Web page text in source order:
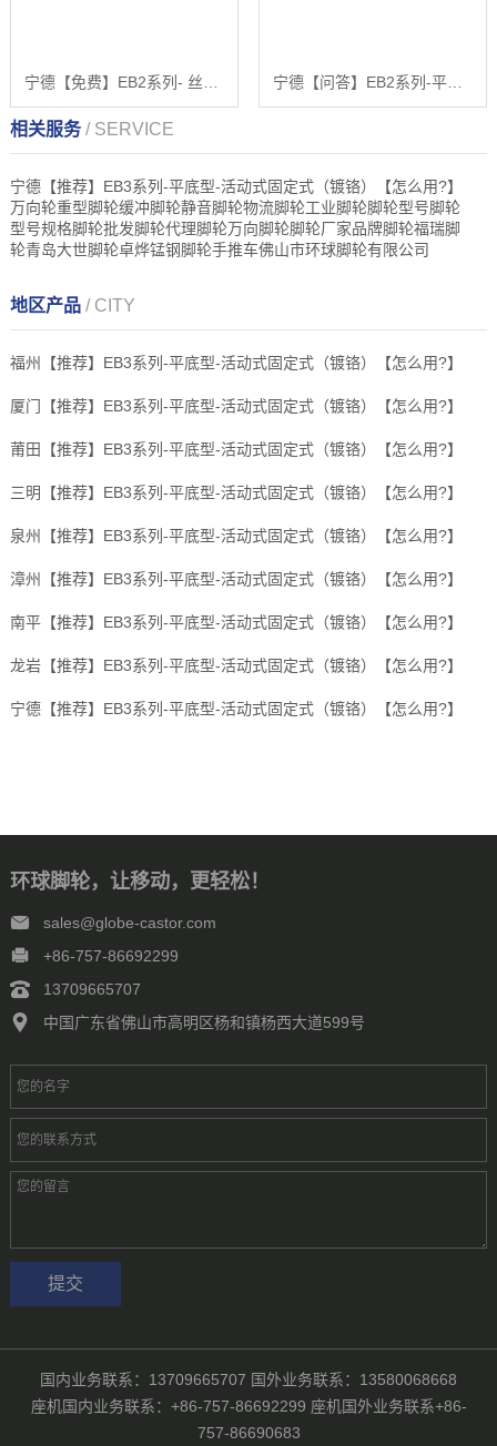
宁德【问答】EB2系列-平底型-活动式固定式（镀锌）【怎么用?】
相关服务/ SERVICE
宁德【推荐】EB3系列-平底型-活动式固定式（镀铬）【怎么用?】
万向轮重型脚轮缓冲脚轮静音脚轮物流脚轮工业脚轮脚轮型号脚轮
型号规格脚轮批发脚轮代理脚轮万向脚轮脚轮厂家品牌脚轮福瑞脚
轮青岛大世脚轮卓烨锰钢脚轮手推车佛山市环球脚轮有限公司
地区产品 / CITY
福州【推荐】EB3系列-平底型-活动式固定式（镀铬）【怎么用?】
厦门【推荐】EB3系列-平底型-活动式固定式（镀铬）【怎么用?】
莆田【推荐】EB3系列-平底型-活动式固定式（镀铬）【怎么用?】
三明【推荐】EB3系列-平底型-活动式固定式（镀铬）【怎么用?】
泉州【推荐】EB3系列-平底型-活动式固定式（镀铬）【怎么用?】
漳州【推荐】EB3系列-平底型-活动式固定式（镀铬）【怎么用?】
南平【推荐】EB3系列-平底型-活动式固定式（镀铬）【怎么用?】
龙岩【推荐】EB3系列-平底型-活动式固定式（镀铬）【怎么用?】
宁德【推荐】EB3系列-平底型-活动式固定式（镀铬）【怎么用?】
环球脚轮，让移动，更轻松！
sales@globe-castor.com
+86-757-86692299
13709665707
中国广东省佛山市高明区杨和镇杨西大道599号
国内业务联系：13709665707 国外业务联系：13580068668
座机国内业务联系：+86-757-86692299 座机国外业务联系+86-
757-86690683